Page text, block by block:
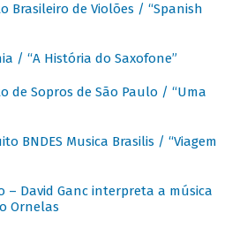
Brasileiro de Violões / “Spanish
/ “A História do Saxofone”
de Sopros de São Paulo / “Uma
BNDES Musica Brasilis / “Viagem
– David Ganc interpreta a música
Ornelas